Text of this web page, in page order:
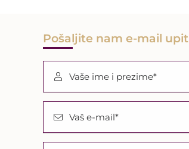
Pošaljite nam e-mail upit
Vaše ime i prezime*
Vaš e-mail*